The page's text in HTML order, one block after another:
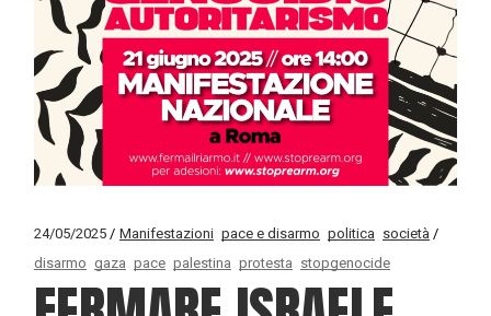
24/05/2025 Manifestazioni pace e disarmo politica società
disarmo gaza pace palestina protesta stopgenocide